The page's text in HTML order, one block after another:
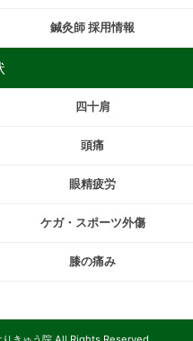
鍼灸師 採用情報
四十肩
頭痛
眼精疲労
ケガ・スポーツ外傷
膝の痛み